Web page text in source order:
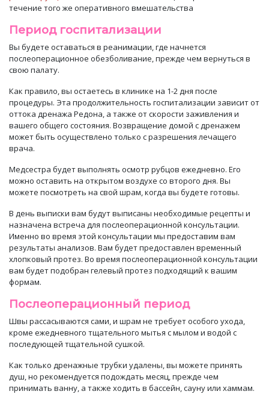
течение того же оперативного вмешательства
Период госпитализации
Вы будете оставаться в реанимации, где начнется
послеоперационное обезболивание, прежде чем вернуться в
свою палату.
Как правило, вы остаетесь в клинике на 1-2 дня после
процедуры. Эта продолжительность госпитализации зависит от
оттока дренажа Редона, а также отскорости заживления и
вашего общего состояния. Возвращение домой с дренажем
может быть осуществлено только с разрешения лечащего
врача.
Медсестра будет выполнять осмотр рубцов ежедневно. Его
можно оставить на открытом воздухе со второго дня. Вы
можете посмотреть на свой шрам, когда вы будете готовы.
В день выписки вам будут выписаны необходимые рецепты и
назначена встреча для послеоперационной консультации.
Именно во время этой консультации мы предоставим вам
результаты анализов. Вам будет предоставлен временный
хлопковый протез. Во время послеоперационной консультации
вам будетподобран гелевый протез подходящий к вашим
формам.
Послеоперационный период
Швы рассасываются сами, и шрам не требует особого ухода,
кроме ежедневного тщательного мытья с мылом и водой с
последующей тщательной сушкой.
Как только дренажные трубки удалены, вы можете принять
душ, но рекомендуется подождать месяц, прежде чем
принимать ванну, а также ходить в бассейн, саунуили хаммам.